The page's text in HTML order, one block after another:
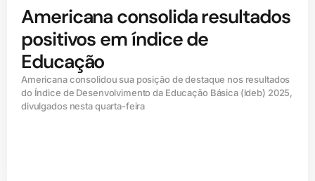
Americana consolida resultados
positivos em índice de
Educação
Americana consolidou sua posição de destaque nos resultados
do Índice de Desenvolvimento da Educação Básica (ldeb) 2025,
divulgados nesta quarta-feira